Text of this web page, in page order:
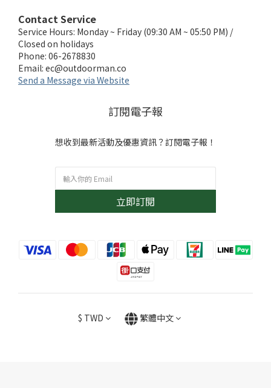
Contact Service
Service Hours: Monday ~ Friday (09:30 AM ~ 05:50 PM) /
Closed on holidays
Phone: 06-2678830
Email: ec@outdoorman.co
Send a Message via Website
訂閱電子報
想收到最新活動及優惠資訊？訂閱電子報！
立即訂閱
$ TWD 繁體中文